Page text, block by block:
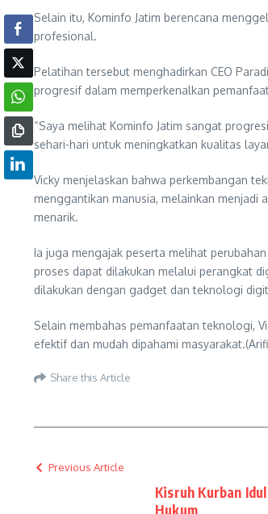
Selain itu, Kominfo Jatim berencana
profesional.
Pelatihan tersebut menghadirkan CEO
progresif dalam memperkenalkan
“Saya melihat Kominfo Jatim sangat
sehari-hari untuk meningkatkan kualitas
Vicky menjelaskan bahwa perkembangan
menggantikan manusia, melainkan menjadi
menarik.
Ia juga mengajak peserta melihat
proses dapat dilakukan melalui perangkat
dilakukan dengan gadget dan teknologi
Selain membahas pemanfaatan teknologi,
efektif dan mudah dipahami
Share this Article
Previous Article
Kisruh Kurban
Hukum